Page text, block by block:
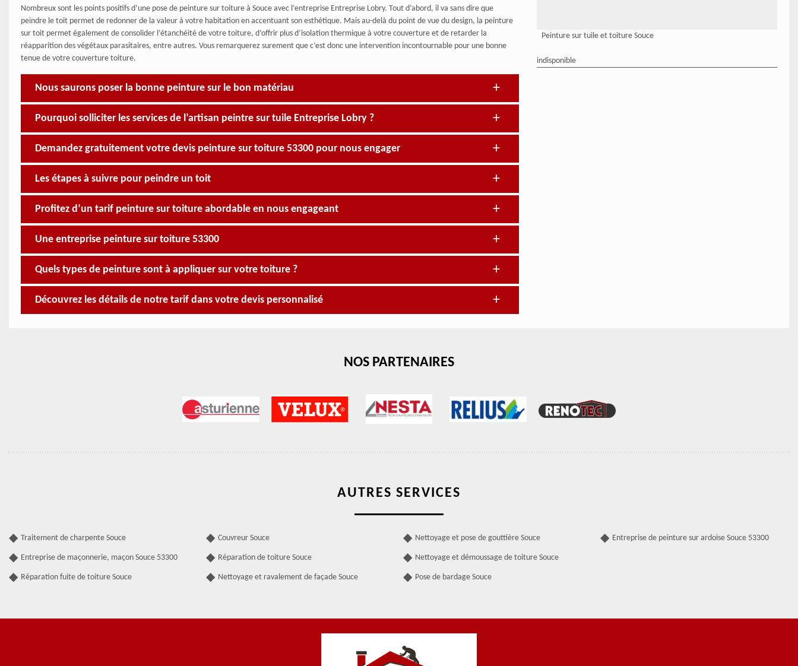
Nombreux sont les points positifs d’une pose de peinture sur toiture à Souce avec l’entreprise Entreprise Lobry. Tout d’abord, il va sans dire que
peindre le toit permet de redonner de la valeur à votre habitation en accentuant son esthétique. Mais au-delà du point de vue du design, la peinture
sur toit permet également de consolider l’étanchéité de votre toiture, d’offrir plus d’isolation thermique à votre couverture et de retarder la
réapparition des végétaux parasitaires, entre autres. Vous remarquerez surement que c’est donc une intervention incontournable pour une bonne
tenue de votre couverture toiture.
Nous saurons poser la bonne peinture sur le bon matériau
Pourquoi solliciter les services de l’artisan peintre sur tuile Entreprise Lobry ?
Demandez gratuitement votre devis peinture sur toiture 53300 pour nous engager
Les étapes à suivre pour peindre un toit
Profitez d’un tarif peinture sur toiture abordable en nous engageant
Une entreprise peinture sur toiture 53300
Quels types de peinture sont à appliquer sur votre toiture ?
Découvrez les détails de notre tarif dans votre devis personnalisé
Peinture sur tuile et toiture Souce
indisponible
NOS PARTENAIRES
AUTRES SERVICES
Traitement de charpente Souce
Entreprise de maçonnerie, maçon Souce 53300
Réparation fuite de toiture Souce
Couvreur Souce
Réparation de toiture Souce
Nettoyage et ravalement de façade Souce
Nettoyage et pose de gouttière Souce
Nettoyage et démoussage de toiture Souce
Pose de bardage Souce
Entreprise de peinture sur ardoise Souce 53300